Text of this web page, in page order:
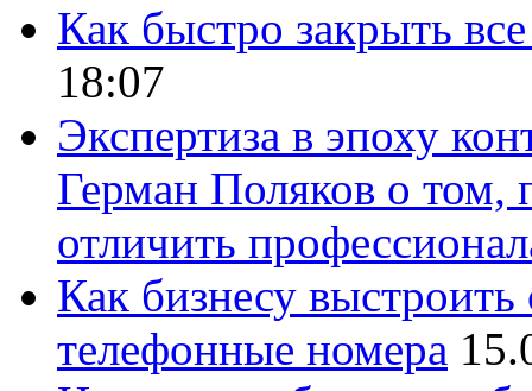
Как быстро закрыть
18:07
Экспертиза в эпоху
Герман Поляков о том,
отличить
Как бизнесу
телефонные номера